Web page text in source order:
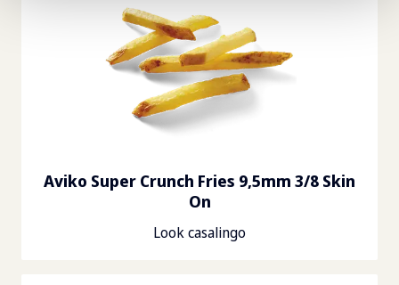
Aviko Super Crunch Fries 9,5mm 3/8 Skin
On
Look casalingo